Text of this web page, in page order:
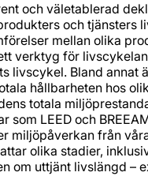
och väletablerad
och tjänsters
mellan olika
verktyg för
livscykel. Bland annat
hållbarheten hos
totala
LEED och
miljöpåverkan från
olika stadier,
om uttjänt livslängd –